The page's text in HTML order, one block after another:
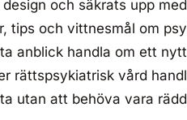
och säkrats upp
tips och vittnesmål om
anblick handla om ett
rättspsykiatrisk vård
utan att behöva vara